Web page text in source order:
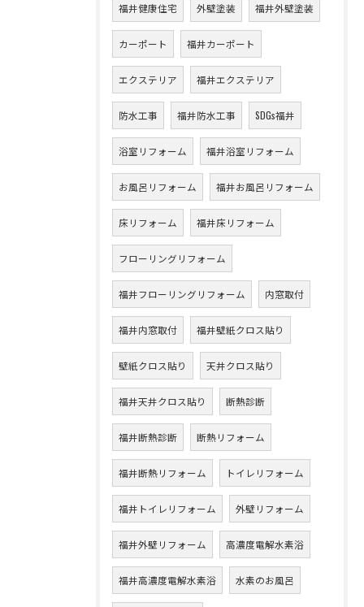
福井健康住宅 外壁塗装 福井外壁塗装
カーポート 福井カーポート
エクステリア 福井エクステリア
防水工事 福井防水工事 SDGs福井
浴室リフォーム 福井浴室リフォーム
お風呂リフォーム 福井お風呂リフォーム
床リフォーム 福井床リフォーム
フローリングリフォーム
福井フローリングリフォーム 内窓取付
福井内窓取付 福井壁紙クロス貼り
壁紙クロス貼り 天井クロス貼り
福井天井クロス貼り 断熱診断
福井断熱診断 断熱リフォーム
福井断熱リフォーム トイレリフォーム
福井トイレリフォーム 外壁リフォーム
福井外壁リフォーム 高濃度電解水素浴
福井高濃度電解水素浴 水素のお風呂